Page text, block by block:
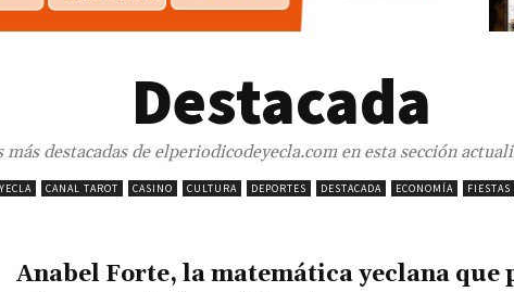
Destacada
más destacadas de elperiodicodeyecla.com en esta sección
CANAL TAROT CASINO CULTURA DEPORTES DESTACADA ECONOMÍA FIESTAS
Anabel Forte, la matemática yeclana que